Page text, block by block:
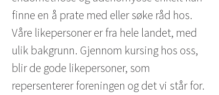
finne en å prate med eller søke råd hos.
Våre likepersoner er fra hele landet, med
ulik bakgrunn. Gjennom kursing hos oss,
blir de gode likepersoner, som
repersenterer foreningen og det vi står for.